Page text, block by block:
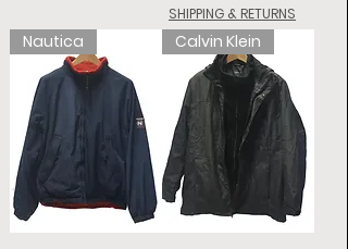
SHIPPING & RETURNS
Nautica Calvin Klein